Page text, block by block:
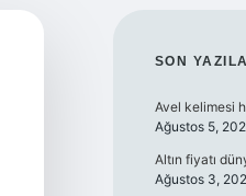
SON
Avel kelimesi
Ağustos 5,
Altın fiyatı
Ağustos 3,